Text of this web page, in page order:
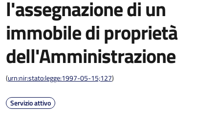
l'assegnazione di un
immobile di proprietà
dell'Amministrazione
(urn:nir:stato:legge:1997-05-15;127)
Servizio attivo